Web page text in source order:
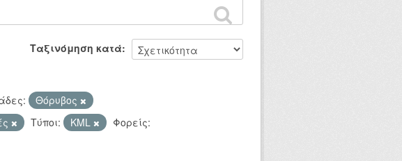
Ταξινόμηση κατά
Θόρυβος
Τύποι: KML
Φορείς: